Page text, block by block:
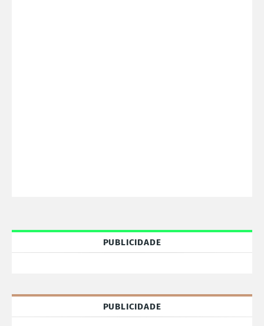
PUBLICIDADE
PUBLICIDADE